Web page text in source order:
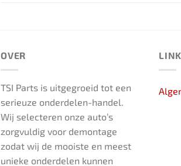
OVER
TSI Parts is uitgegroeid tot een
serieuze onderdelen-handel.
Wij selecteren onze auto’s
zorgvuldig voor demontage
zodat wij de mooiste en meest
unieke onderdelen kunnen